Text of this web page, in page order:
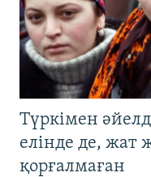
Түркімен
елінде де, жат
қорғалмаған